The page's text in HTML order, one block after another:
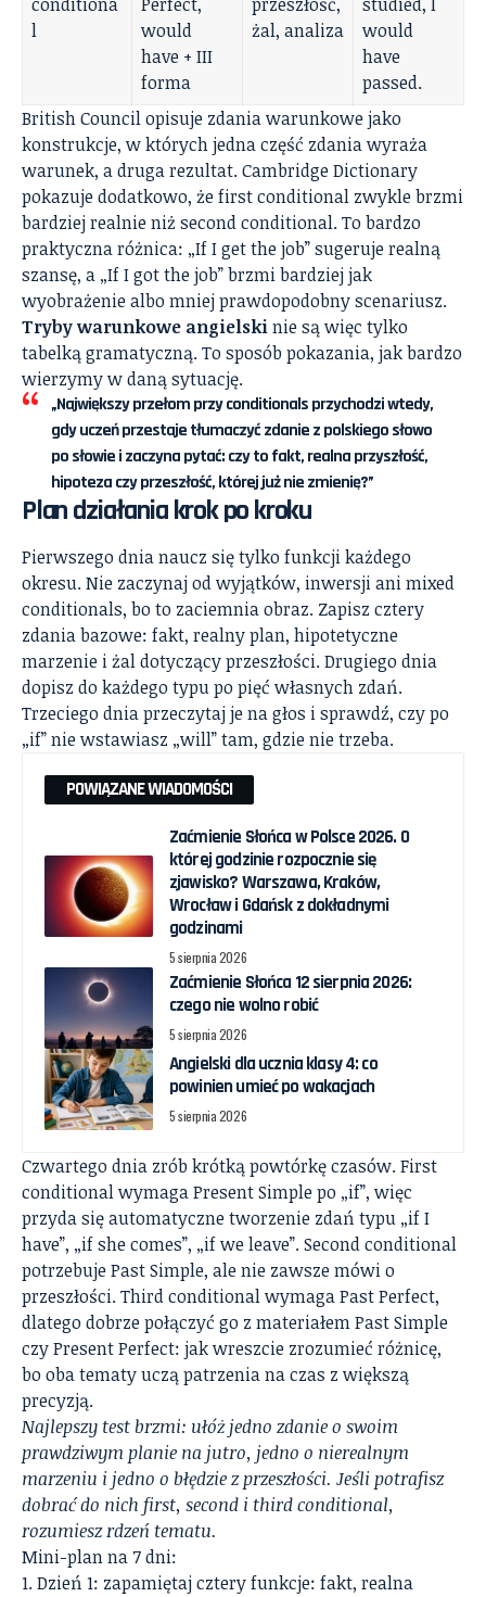
l
would
have + III
forma
żal, analiza
would
have
passed.
British Council opisuje zdania warunkowe jako
konstrukcje, w których jedna część zdania wyraża
warunek, a druga rezultat. Cambridge Dictionary
pokazuje dodatkowo, że first conditional zwykle brzmi
bardziej realnie niż second conditional. To bardzo
praktyczna różnica: „If I get the job” sugeruje realną
szansę, a „If I got the job” brzmi bardziej jak
wyobrażenie albo mniej prawdopodobny scenariusz.
Tryby warunkowe angielskinie są więc tylko
tabelką gramatyczną. To sposób pokazania, jak bardzo
wierzymy w daną sytuację.
„Największy przełom przy conditionals przychodzi wtedy,
gdy uczeń przestaje tłumaczyć zdanie z polskiego słowo
po słowie i zaczyna pytać: czy to fakt, realna przyszłość,
hipoteza czy przeszłość, której już nie zmienię?”
Plan działania krok po kroku
Pierwszego dnia naucz się tylko funkcji każdego
okresu. Nie zaczynaj od wyjątków, inwersji ani mixed
conditionals, bo to zaciemnia obraz. Zapisz cztery
zdania bazowe: fakt, realny plan, hipotetyczne
marzenie i żal dotyczący przeszłości. Drugiego dnia
dopisz do każdego typu po pięć własnych zdań.
Trzeciego dnia przeczytaj je na głos i sprawdź, czy po
„if” nie wstawiasz „will” tam, gdzie nie trzeba.
POWIĄZANE WIADOMOŚCI
Zaćmienie Słońca w Polsce 2026. O
której godzinie rozpocznie się
zjawisko? Warszawa, Kraków,
Wrocław i Gdańsk z dokładnymi
godzinami
5 sierpnia 2026
Zaćmienie Słońca 12 sierpnia 2026:
czego nie wolno robić
5 sierpnia 2026
Angielski dla ucznia klasy 4: co
powinien umieć po wakacjach
5 sierpnia 2026
Czwartego dnia zrób krótką powtórkę czasów. First
conditional wymaga Present Simple po „if”, więc
przyda się automatyczne tworzenie zdań typu „if I
have”, „if she comes”, „if we leave”. Second conditional
potrzebuje Past Simple, ale nie zawsze mówi o
przeszłości. Third conditional wymaga Past Perfect,
dlatego dobrze połączyć go z materiałemPast Simple
czy Present Perfect: jak wreszcie zrozumieć różnicę,
bo oba tematy uczą patrzenia na czas z większą
precyzją.
Najlepszy test brzmi: ułóż jedno zdanie o swoim
prawdziwym planie na jutro, jedno o nierealnym
marzeniu i jedno o błędzie z przeszłości. Jeśli potrafisz
dobrać do nich first, second i third conditional,
rozumiesz rdzeń tematu.
Mini-plan na 7 dni:
Dzień 1: zapamiętaj cztery funkcje: fakt, realna